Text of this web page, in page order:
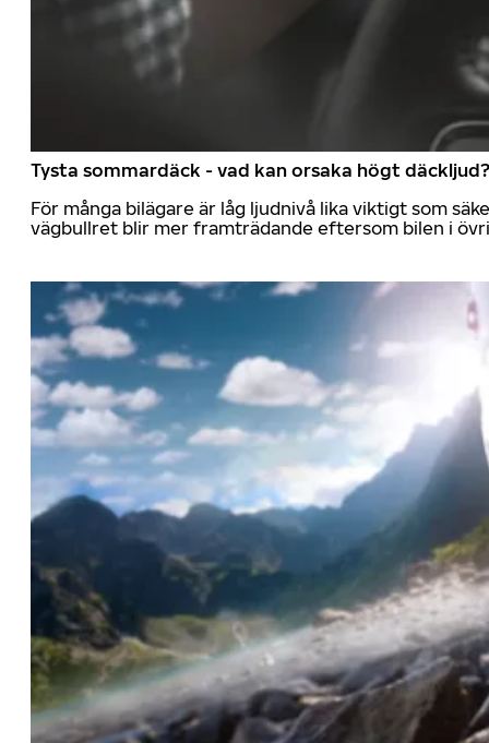
Tysta sommardäck - vad kan orsaka högt däckljud?
För många bilägare är låg ljudnivå lika viktigt som
vägbullret blir mer framträdande eftersom bilen i